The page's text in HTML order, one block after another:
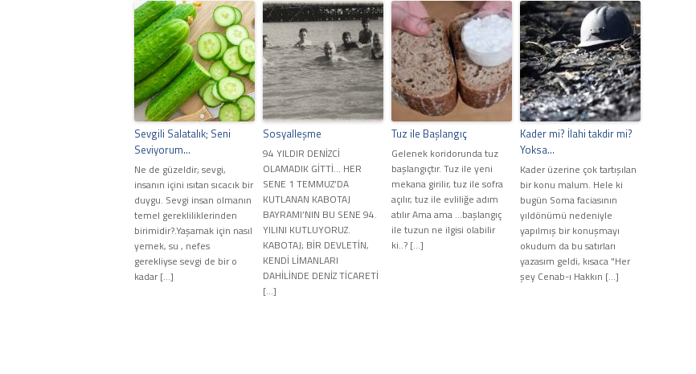
Sevgili Salatalık; Seni
Seviyorum…
Ne de güzeldir; sevgi,
insanın içini ısıtan sıcacık bir
duygu. Sevgi insan olmanın
temel gerekliliklerinden
birimidir?.Yaşamak için nasıl
yemek, su , nefes
gerekliyse sevgi de bir o
kadar […]
Sosyalleşme
94 YILDIR DENİZCİ
OLAMADIK GİTTİ... HER
SENE 1 TEMMUZ’DA
KUTLANAN KABOTAJ
BAYRAMI’NIN BU SENE 94.
YILINI KUTLUYORUZ.
KABOTAJ; BİR DEVLETİN,
KENDİ LİMANLARI
DAHİLİNDE DENİZ TİCARETİ
[…]
Tuz ile Başlangıç
Gelenek koridorunda tuz
başlangıçtır. Tuz ile yeni
mekana girilir, tuz ile sofra
açılır, tuz ile evliliğe adım
atılır Ama ama ...başlangıç
ile tuzun ne ilgisi olabilir
ki..? […]
Kader mi? İlahi takdir mi?
Yoksa…
Kader üzerine çok tartışılan
bir konu malum. Hele ki
bugün Soma faciasının
yıldönümü nedeniyle
yapılmış bir konuşmayı
okudum da bu satırları
yazasım geldi, kısaca "Her
şey Cenab-ı Hakkın […]